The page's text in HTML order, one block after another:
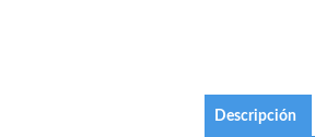
Descripción